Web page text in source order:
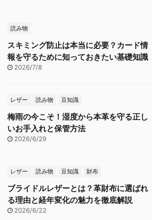
読み物
スキミング防止は本当に必要？カード情
報を守るために知っておきたい基礎知識
2026/7/8
レザー 読み物 豆知識
梅雨の今こそ！湿度から本革を守る正し
いお手入れと保管方法
2026/6/29
レザー 読み物 豆知識 財布
ブライドルレザーとは？革財布に選ばれ
る理由と経年変化の魅力を徹底解説
2026/6/22